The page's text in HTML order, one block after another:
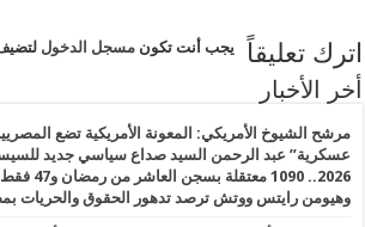
اترك تعليقاً يجب أنت تكونمسجل الدخول
أخر الأخبار
مرشح الشيوخ الأمريكي: المعونة الأمريكية تضع
2026.. 1090
وهيومن رايتس ووتش ترصد تدهور الحقوق والحريات